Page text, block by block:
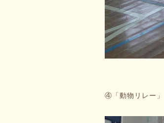
④「動物リレー」